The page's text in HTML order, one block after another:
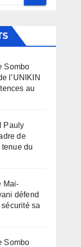
Sombo
l’UNIKIN
au
Pauly
de
du
Mai-
défend
sa
Sombo